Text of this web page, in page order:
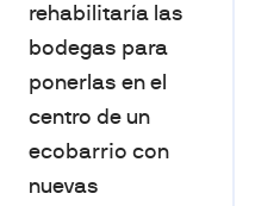
rehabilitaría las
bodegas para
ponerlas en el
centro de un
ecobarrio con
nuevas